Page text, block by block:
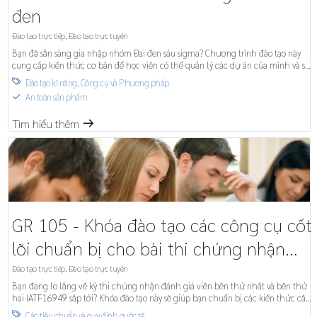
đen
Đào tạo trực tiếp, Đào tạo trực tuyến
Bạn đã sẵn sàng gia nhập nhóm Đai đen sáu sigma? Chương trình đào tạo này
cung cấp kiến thức cơ bản để học viên có thể quản lý các dự án của mình và sẽ
là động lực cho tổ chức để tiến lên mức cao hơn.
 Đào tạo kĩ năng,Công cụ và Phương pháp
S An toàn sản phẩm
Tìm hiểu thêm m
GR 105 - Khóa đào tạo các công cụ cốt
lõi chuẩn bị cho bài thi chứng nhận
đánh giá viên bên thứ nhất và bên thứ
hai IATF 16949
Đào tạo trực tiếp, Đào tạo trực tuyến
Bạn đang lo lắng về kỳ thi chứng nhận đánh giá viên bên thứ nhất và bên thứ
hai IATF16949 sắp tới? Khóa đào tạo này sẽ giúp bạn chuẩn bị các kiến thức cần
thiết về các công cụ cốt lõi của ngành ô tô cho kỳ thi này.
